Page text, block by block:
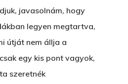
javasolnám, hogy
legyen megtartva,
útját nem állja a
egy kis pont vagyok,
szeretnék